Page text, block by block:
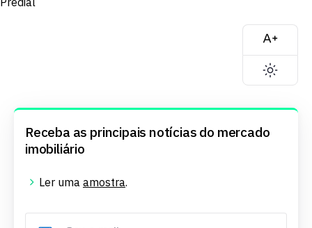
Receba as principais notícias do mercado
imobiliário
Ler uma amostra.